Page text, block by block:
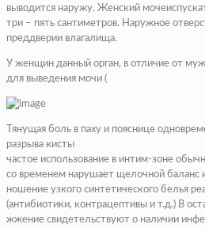
выводится наружу. Женский
три – пять сантиметров. Наружное
преддверии влагалища.
У женщин данный орган, в отличие от
для выведения мочи (
Тянущая боль в паху и пояснице
разрыва кисты
частое использование в интим-зоне
со временем нарушает щелочной баланс
ношение узкого синтетического белья
(антибиотики, контрацептивы и т.д.) В
жжение свидетельствуют о наличии